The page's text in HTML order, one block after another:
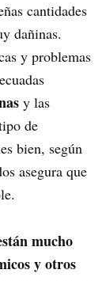
cantidades
dañinas.
y problemas
y las
de
bien, según
asegura que
mucho
y otros